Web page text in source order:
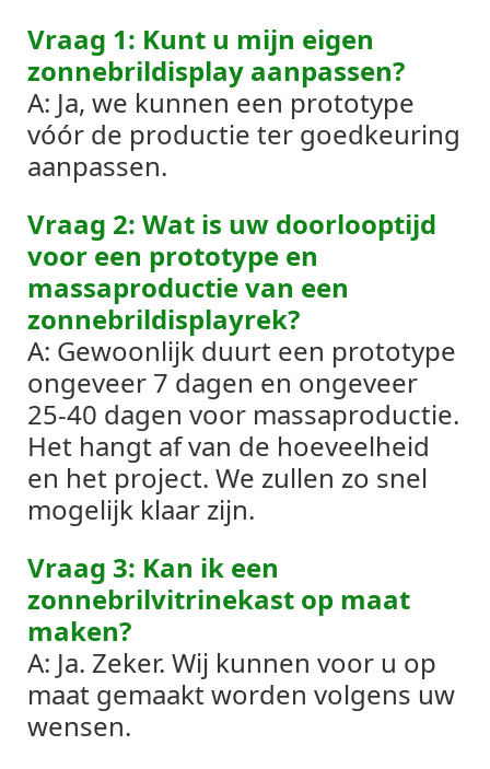
Vraag 1: Kunt u mijn eigen
zonnebrildisplay aanpassen?
A: Ja, we kunnen een prototype
vóór de productie ter goedkeuring
aanpassen.
Vraag 2: Wat is uw doorlooptijd
voor een prototype en
massaproductie van een
zonnebrildisplayrek?
A: Gewoonlijk duurt een prototype
ongeveer 7 dagen en ongeveer
25-40 dagen voor massaproductie.
Het hangt af van de hoeveelheid
en het project. We zullen zo snel
mogelijk klaar zijn.
Vraag 3: Kan ik een
zonnebrilvitrinekast op maat
maken?
A: Ja. Zeker. Wij kunnen voor u op
maat gemaakt worden volgens uw
wensen.